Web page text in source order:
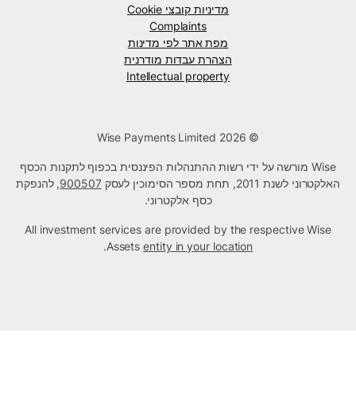
מדיניות קובצי Cookie
Complaints
מפת אתר לפי מדינות
הצהרת עבדות מודרנית
Intellectual property
Wise מורשה על ידי רשות ההתנהלות הפיננסית בכפוף לתקנות הכסף
האלקטרוני לשנת 2011, תחת מספר הסימוכין לעסק
900507, להנפקת
כסף אלקטרוני.
All investment services are provided by the respective Wise
Assetsentity in your location
.